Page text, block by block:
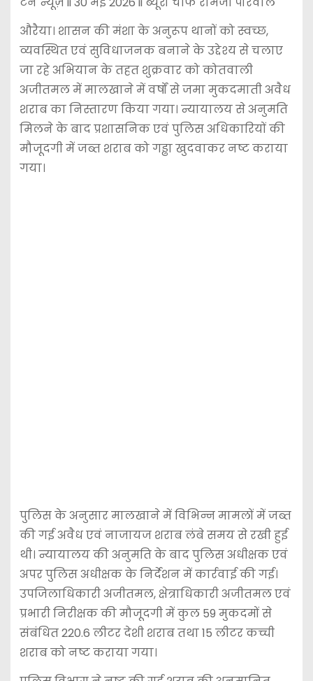
औरैया। शासन की मंशा के अनुरूप थानों को स्वच्छ,
व्यवस्थित एवं सुविधाजनक बनाने के उद्देश्य से चलाए
जा रहे अभियान के तहत शुक्रवार को कोतवाली
अजीतमल में मालखाने में वर्षों से जमा मुकदमाती अवैध
शराब का निस्तारण किया गया। न्यायालय से अनुमति
मिलने के बाद प्रशासनिक एवं पुलिस अधिकारियों की
मौजूदगी में जब्त शराब को गड्ढा खुदवाकर नष्ट कराया
गया।
पुलिस के अनुसार मालखाने में विभिन्न मामलों में जब्त
की गई अवैध एवं नाजायज शराब लंबे समय से रखी हुई
थी। न्यायालय की अनुमति के बाद पुलिस अधीक्षक एवं
अपर पुलिस अधीक्षक के निर्देशन में कार्रवाई की गई।
उपजिलाधिकारी अजीतमल, क्षेत्राधिकारी अजीतमल एवं
प्रभारी निरीक्षक की मौजूदगी में कुल 59 मुकदमों से
संबंधित 220.6 लीटर देशी शराब तथा 15 लीटर कच्ची
शराब को नष्ट कराया गया।